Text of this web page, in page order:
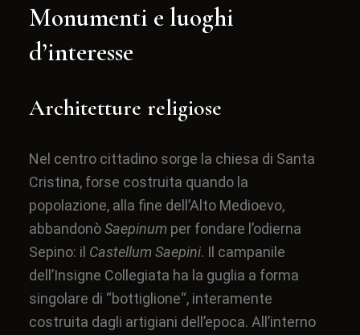
Monumenti e luoghi
d’interesse
Architetture religiose
Nel centro cittadino sorge la chiesa di Santa
Cristina, forse costruita quando la
popolazione, alla fine dell’Alto Medioevo,
abbandonòSaepinumper fondare l’odierna
Sepino: il Castellum Saepini. Il campanile
dell’Insigne Collegiata ha la guglia a forma
singolare di “bottiglione“, interamente
costruita dagli artigiani dell’epoca. All’interno